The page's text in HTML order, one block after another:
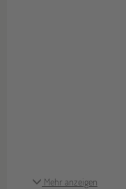
Mehr anzeigen